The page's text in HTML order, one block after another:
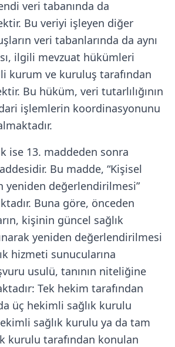
veri tabanında da
Bu veriyi işleyen diğer
veri tabanlarında da aynı
ilgili mevzuat hükümleri
kurum ve kuruluş tarafından
Bu hüküm, veri tutarlılığının
işlemlerin koordinasyonunu
ise 13. maddeden sonra
Bu madde, “Kişisel
yeniden değerlendirilmesi”
Buna göre, önceden
kişinin güncel sağlık
yeniden değerlendirilmesi
hizmeti sunucularına
usulü, tanının niteliğine
Tek hekim tarafından
üç hekimli sağlık kurulu
sağlık kurulu ya da tam
kurulu tarafından konulan